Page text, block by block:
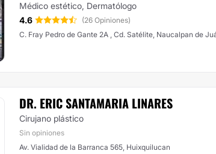
Médico estético, Dermatólogo
4.6
(26 Opiniones)
C. Fray Pedro de Gante 2A , Cd. Satélite, Naucalpan de
DR. ERIC SANTAMARIA LINARES
Cirujano plástico
Sin opiniones
Av. Vialidad de la Barranca 565, Huixquilucan